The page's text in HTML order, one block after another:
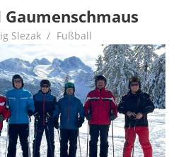
Slezak Fußball